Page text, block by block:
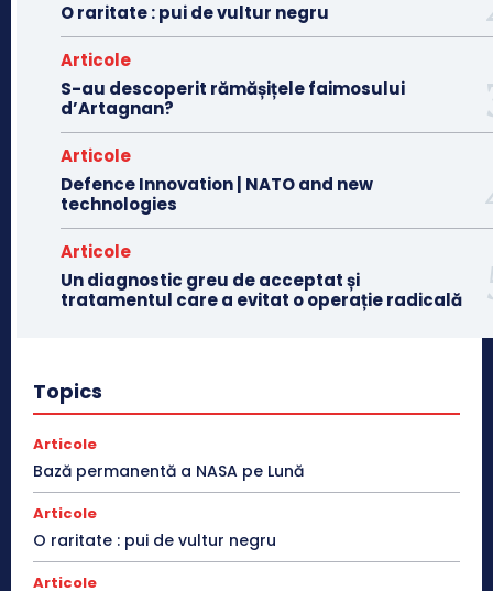
O raritate : pui de vultur negru
Articole
S-au descoperit rămășițele faimosului
d’Artagnan?
Articole
Defence Innovation | NATO and new
technologies
Articole
Un diagnostic greu de acceptat și
tratamentul care a evitat o operație radicală
Topics
Articole
Bază permanentă a NASA pe Lună
Articole
O raritate : pui de vultur negru
Articole